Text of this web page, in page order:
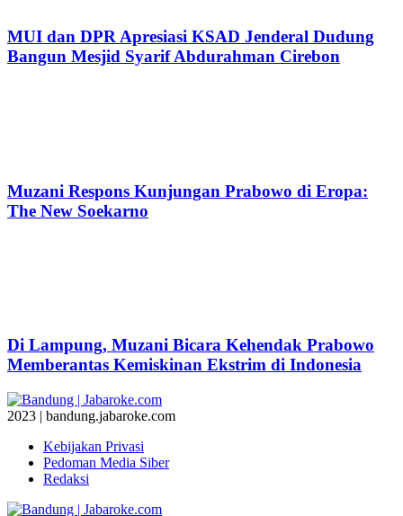
MUI dan DPR Apresiasi KSAD Jenderal Dudung
Bangun Mesjid Syarif Abdurahman Cirebon
Muzani Respons Kunjungan Prabowo di Eropa:
The New Soekarno
Di Lampung, Muzani Bicara Kehendak Prabowo
Memberantas Kemiskinan Ekstrim di Indonesia
2023 | bandung.jabaroke.com
Kebijakan Privasi
Pedoman Media Siber
Redaksi